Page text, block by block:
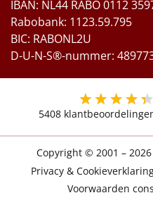
IBAN: NL44 RABO 0112
Rabobank: 1123.59.795
BIC: RABONL2U
D-U-N-S®-nummer:
5408
Copyright © 2001 –
Privacy &
Voorwaarden